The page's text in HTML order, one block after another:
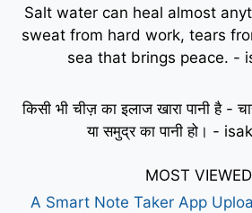
Salt water can heal almost
sweat from hard work, tears
sea that brings peace. -
किसी भी चीज़ का इलाज खारा पानी है -
या समुद्र का पानी हो। -
MOST
A Smart Note Taker App